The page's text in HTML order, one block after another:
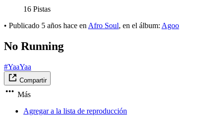
16 Pistas
• Publicado 5 años hace en Afro Soul, en el álbum: Agoo
No Running
#YaaYaa
Compartir
Más
Agregar a la lista de reproducción